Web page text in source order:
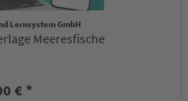
Lernsystem GmbH
Meeresfische
€ *